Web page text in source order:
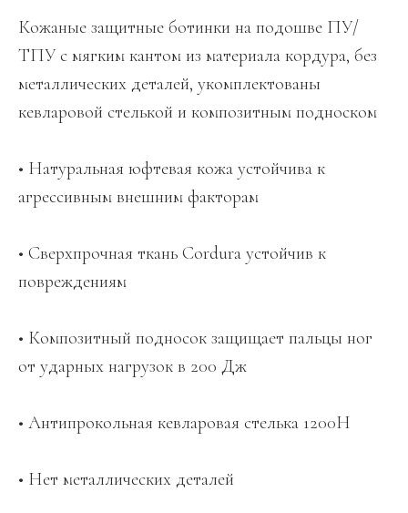
Кожаные защитные ботинки на подошве ПУ/
ТПУ с мягким кантом из материала кордура, без
металлических деталей, укомплектованы
кевларовой стелькой и композитным подноском
• Натуральная юфтевая кожа устойчива к
агрессивным внешним факторам
• Сверхпрочная ткань Cordura устойчив к
повреждениям
• Композитный подносок защищает пальцы ног
от ударных нагрузок в 200 Дж
• Антипрокольная кевларовая стелька 1200Н
• Нет металлических деталей